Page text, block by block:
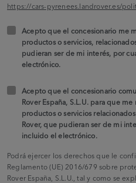
https://cars-pyrenees.landrover.es/
Acepto que el concesionario me
productos o servicios,
pudieran ser de mi interés, por
electrónico.
Acepto que el concesionario
Rover España, S.L.U. para que
productos o servicios
Rover, que pudieran ser de mi
incluido el electrónico.
Podrá ejercer los derechos que le
Reglamento (UE) 2016/679 sobre
Rover España, S.L.U., tal y como se